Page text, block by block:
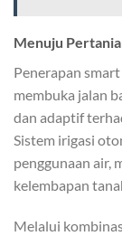
Menuju
Penerapan
membuka jalan
dan adaptif
Sistem irigasi
penggunaan air,
kelembapan
Melalui